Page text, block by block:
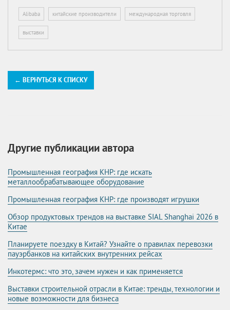
Alibaba китайские производители международная торговля
выставки
← ВЕРНУТЬСЯ К СПИСКУ
Другие публикации автора
Промышленная география КНР: где искать
металлообрабатывающее оборудование
Промышленная география КНР: где производят игрушки
Обзор продуктовых трендов на выставке SIAL Shanghai 2026 в
Китае
Планируете поездку в Китай? Узнайте о правилах перевозки
пауэрбанков на китайских внутренних рейсах
Инкотермс: что это, зачем нужен и как применяется
Выставки строительной отрасли в Китае: тренды, технологии и
новые возможности для бизнеса